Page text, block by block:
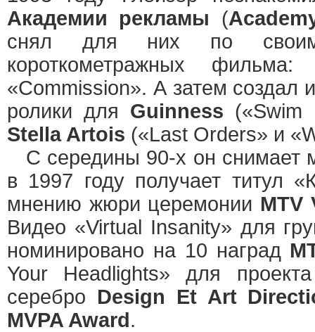
Академии рекламы (
снял для них по
короткометражных
«Commission». А затем создал
ролики для Guinness («Swim
Stella Artois («Last Orders» и
С середины 90-х он снимает
в 1997 году получает титул
мнению жюри церемонии MTV
Видео «Virtual Insanity» для
номинировано на 10 наград
Your Headlights» для
серебро Design Et Art
MVPA Award.